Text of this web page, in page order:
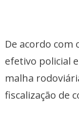
De acordo com
efetivo policial
malha
fiscalização de